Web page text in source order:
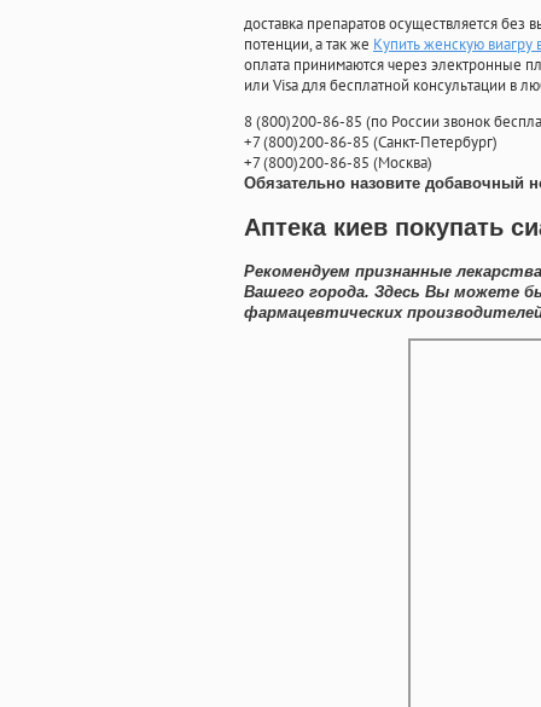
доставка препаратов осуществляется
потенции, а так же Купить женскую виагру
оплата принимаются через электронные
или Visa для бесплатной консультации в
8(800)200-86-85 (по России звонок
+7(800)200-86-85 (Санкт-Петербург)
+7(800)200-86-85 (Москва)
Обязательно назовите добавочный
Аптека киев покупать
Рекомендуем признанные
Вашего города. Здесь Вы можете
фармацевтических